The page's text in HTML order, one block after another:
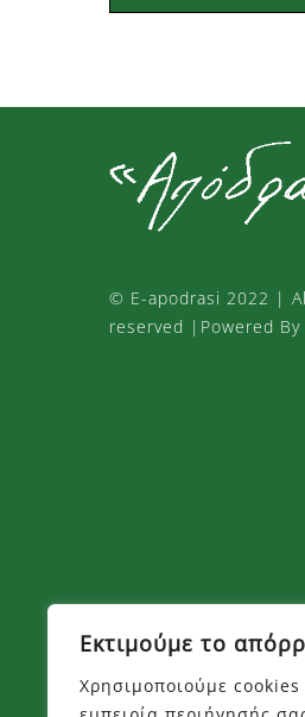
Εκτιμούμε το
Χρησιμοποιούμε
© E-apodrasi 2022 |
reserved |Powered